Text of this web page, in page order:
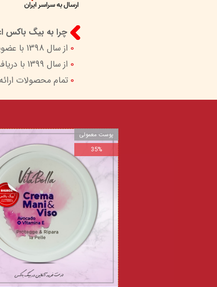
چرا به بیگ باکس
0 از سال 1398 با عضویت در ستاد ساماندهی پایگاه‌های اینترنتی وزارات ارشاد در کنار شما هستیم.
0 از سال 1399 با دریافت اینماد (نماد اعتماد الکترونیک) امکان پرداخت امن و آسان را برای شما فراهم کردیم.
0 تمام محصولات
پوست معمولی
35%